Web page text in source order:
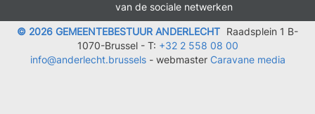
van de sociale netwerken
© 2026 GEMEENTEBESTUUR ANDERLECHT Raadsplein 1 B-
1070-Brussel - T: +32 2 558 08 00
info@anderlecht.brussels- webmaster Caravane media